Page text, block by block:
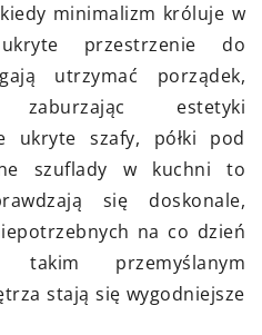
minimalizm króluje w
przestrzenie do
utrzymać porządek,
estetyki
ukryte szafy, półki pod
szuflady w kuchni to
się doskonale,
na co dzień
takim przemyślanym
stają się wygodniejsze